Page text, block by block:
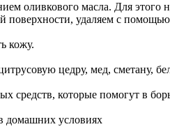
оливкового масла. Для этого
поверхности, удаляем с
кожу.
цедру, мед, сметану,
средств, которые помогут в